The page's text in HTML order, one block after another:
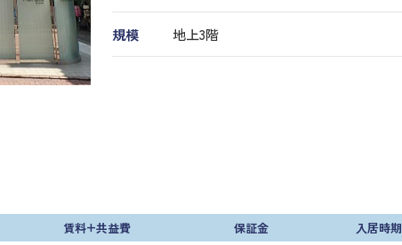
規模 地上3階
賃料+共益費 保証金 入居時期